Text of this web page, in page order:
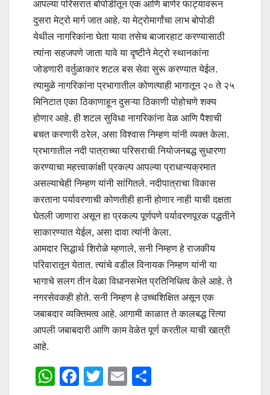
आपल्या परिसरात बोपोडीतून एक आणि बाणेर फाट्यावरून
दुसरा मेट्रो मार्ग जात आहे. या मेट्रोमार्गांचा लाभ बोपोडी
येथील नागरिकांना घेता यावा तसेच बाजारहाट करण्यासाठी
त्यांना सहजपणे जाता यावे या दृष्टीने मेट्रो स्थानकांना
जोडणारी वर्तुळाकार शटल बस सेवा सुरू करण्यात येईल.
त्यामुळे नागरिकांना प्रभागातील कोणत्याही भागातून २० ते २५
मिनिटात एका ठिकाणाहून दुसऱ्या ठिकाणी पोहोचणे शक्य
होणार आहे. ही शटल सुविधा नागरिकांना वेळ आणि पैशाची
बचत करणारी ठरेल, असा विश्वास निम्हण यांनी व्यक्त केला.
प्रभागातील नदी पात्राच्या परिसराची नियोजनबद्ध सुधारणा
करण्याचा महत्त्वाकांक्षी प्रकल्प आपल्या प्राधान्यक्रमात
असल्याचेही निम्हण यांनी सांगितले. नदीपात्राचा विकास
करताना पर्यावरणाची कोणतीही हानी होणार नाही याची दक्षता
घेतली जाणारा असून हा प्रकल्प पूर्णपणे पर्यावरणपूरक पद्धतीने
साकारण्यात येईल, असा दावा त्यांनी केला.
आमदार सिद्धार्थ शिरोळे म्हणाले, सनी निम्हण हे राजकीय
परिवारातून येतात. त्यांचे वडील विनायक निम्हण यांनी या
भागाचे सलग तीन वेळा विधानसभेत प्रतिनिधित्व केले आहे. ते
नगरसेवकही होते. सनी निम्हण हे उच्चशिक्षित असून एक
जबाबदार व्यक्तिमत्व आहे. आगामी काळात ते कालबद्ध रित्या
आपली जबाबदारी आणि काम वेळेत पूर्ण करतील याची खात्री
आहे.
W
F
T
E